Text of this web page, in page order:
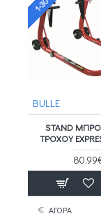
BULLE
STAND
ΤΡΟΧΟΎ
ΑΓΟΡΑ